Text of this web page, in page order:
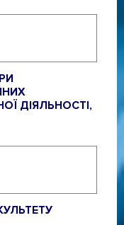
ДІЯЛЬНОСТІ,